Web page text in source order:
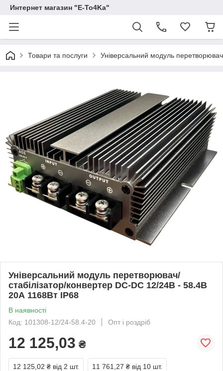
Интернет магазин "E-To4Ka"
Товари та послуги Універсальний модуль
Універсальний модуль перетворювач/
стабілізатор/конвертер DC-DC 12/24В - 58.4В
20А 1168Вт IP68
В наявності
Код: 101308-12/24-58.4-20
Опт і роздріб
12 125,03 ₴
12 125,02 ₴ від 2 шт. 11 761,27 ₴ від 10 шт.